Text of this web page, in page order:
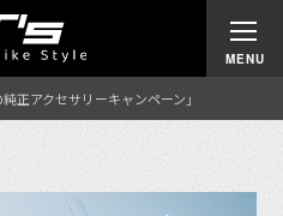
正アクセサリーキャンペーン」